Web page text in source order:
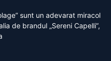
sunt un adevarat miracol
de brandul „Sereni Capelli”,